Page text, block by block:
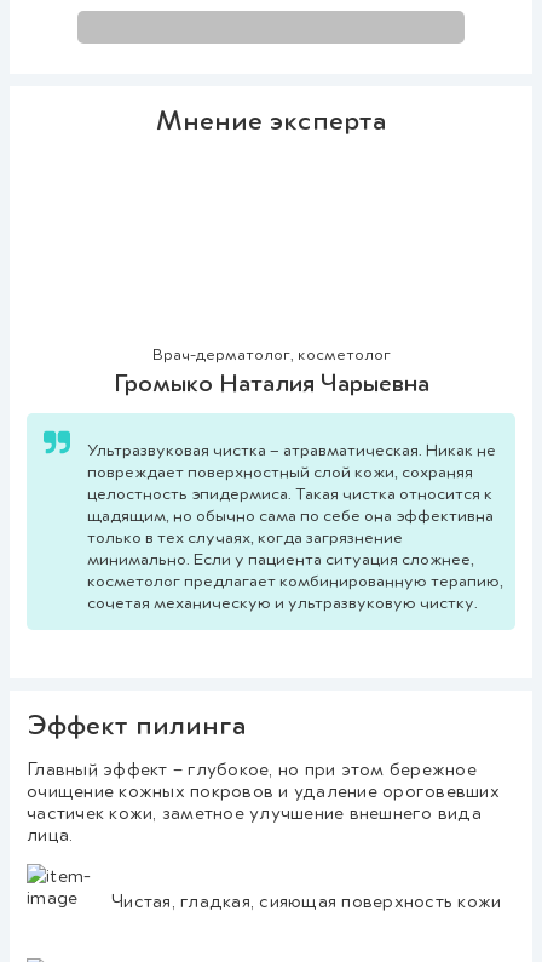
Мнение эксперта
Врач-дерматолог, косметолог
Громыко Наталия Чарыевна
Ультразвуковая чистка – атравматическая. Никак не
повреждает поверхностный слой кожи, сохраняя
целостность эпидермиса. Такая чистка относится к
щадящим, но обычно сама по себе она эффективна
только в тех случаях, когда загрязнение
минимально. Если у пациента ситуация сложнее,
косметолог предлагает комбинированную терапию,
сочетая механическую и ультразвуковую чистку.
Эффект пилинга
Главный эффект – глубокое, но при этом бережное
очищение кожных покровов и удаление ороговевших
частичек кожи, заметное улучшение внешнего вида
лица.
Чистая, гладкая, сияющая поверхность кожи